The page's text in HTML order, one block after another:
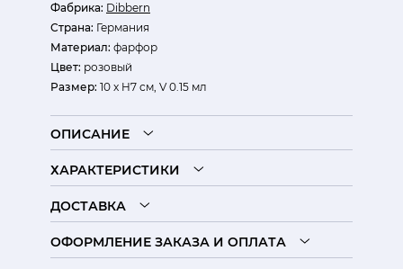
Фабрика: Dibbern
Страна: Германия
Материал: фарфор
Цвет: розовый
Размер: 10 x H7 см, V 0.15 мл
ОПИСАНИЕ
ХАРАКТЕРИСТИКИ
ДОСТАВКА
ОФОРМЛЕНИЕ ЗАКАЗА И ОПЛАТА